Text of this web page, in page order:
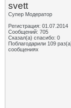
svett
Супер Модератор
Регистрация: 01.07.2014
Сообщений: 705
Сказал(а) спасибо: 0
Поблагодарили 109
сообщениях